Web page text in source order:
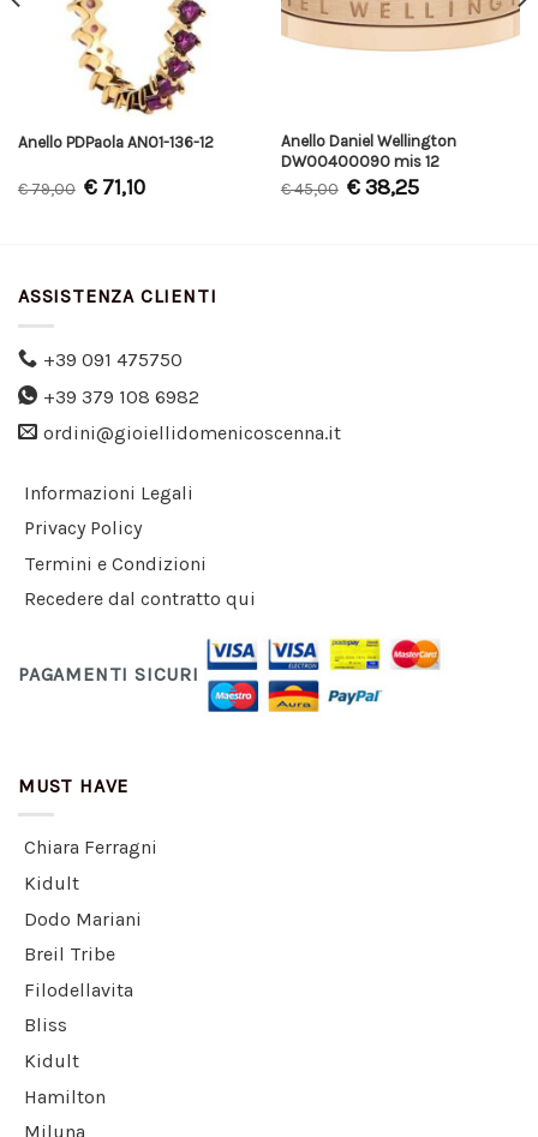
Anello PDPaola AN01-136-12
€79,00 €71,10
Anello Daniel Wellington
DW00400090 mis 12
€45,00 €38,25
ASSISTENZA CLIENTI
+39 091 475750
+39 379 108 6982
ordini@gioiellidomenicoscenna.it
Informazioni Legali
Privacy Policy
Termini e Condizioni
Recedere dal contratto qui
PAGAMENTI SICURI
MUST HAVE
Chiara Ferragni
Kidult
Dodo Mariani
Breil Tribe
Filodellavita
Bliss
Kidult
Hamilton
Miluna